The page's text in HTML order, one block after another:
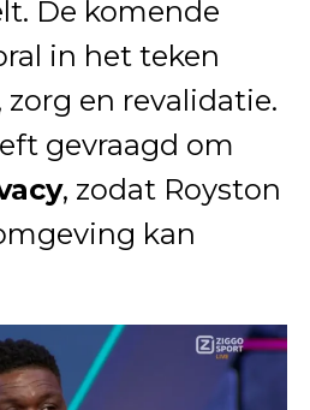
De komende
in het teken
en revalidatie.
gevraagd om
, zodat Royston
kan